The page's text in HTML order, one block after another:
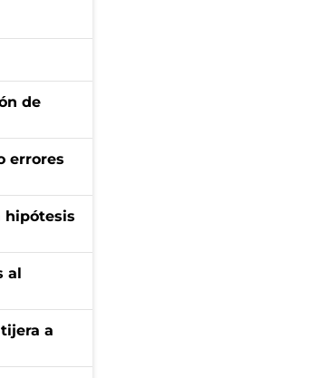
de
errores
hipótesis
al
a